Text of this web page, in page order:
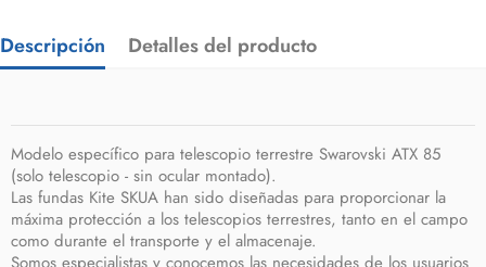
Descripción Detalles del producto
Modelo específico para telescopio terrestre Swarovski ATX 85
(solo telescopio - sin ocular montado).
Las fundas Kite SKUA han sido diseñadas para proporcionar la
máxima protección a los telescopios terrestres, tanto en el campo
como durante el transporte y el almacenaje.
Somos especialistas y conocemos las necesidades de los usuarios